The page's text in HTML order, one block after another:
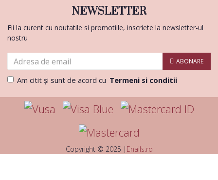
NEWSLETTER
Fii la curent cu noutatile si promotiile, inscriete la newsletter-ul
nostru
ABONARE
Am citit şi sunt de acord cu Termeni si conditii
Copyright © 2025 | Enails.ro